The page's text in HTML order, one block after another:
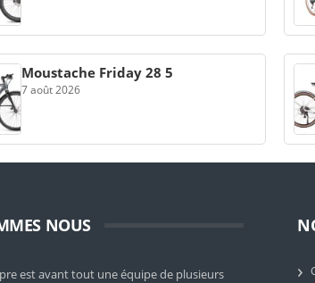
Moustache Friday 28 5
7 août 2026
NOUS
est avant tout une équipe de plusieurs